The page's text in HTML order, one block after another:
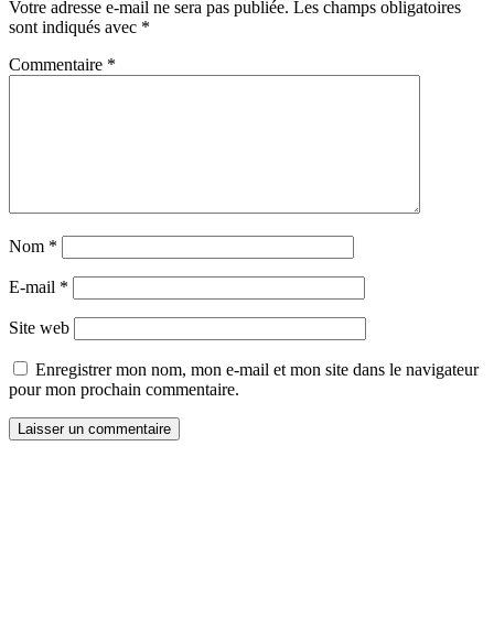
Votre adresse e-mail ne sera pas publiée. Les champs obligatoires
sont indiqués avec *
Commentaire *
Nom *
E-mail *
Site web
Enregistrer mon nom, mon e-mail et mon site dans le navigateur
pour mon prochain commentaire.